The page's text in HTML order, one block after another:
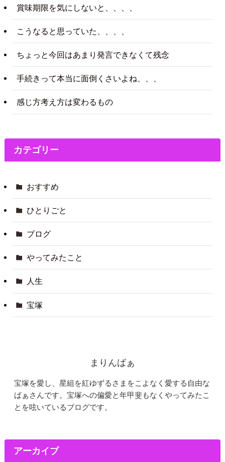
賞味期限を気にしないと、、、、
こうなると思っていた、、、、
ちょっと今回はあまり発言できなくて残念
手続きって本当に面倒くさいよね、、、
感じ方考え方は変わるもの
カテゴリー
おすすめ
ひとりごと
ブログ
やってみたこと
人生
宝塚
まりんばぁ
宝塚を愛し、星組を紅ゆずるさまをこよなく愛する自由な
ばぁさんです。宝塚への偏愛と年甲斐もなくやってみたこ
とを呟いているブログです。
アーカイブ